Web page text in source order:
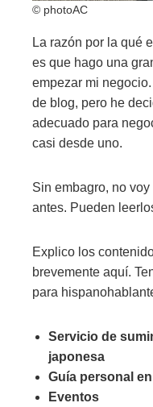
© photoAC
La razón por la qué
es que hago una
empezar mi
de blog, pero he
adecuado para
casi desde uno.
Sin embagro, no
antes. Pueden
Explico los
brevemente aquí.
para
Servicio de
japonesa
Guía personal
Eventos